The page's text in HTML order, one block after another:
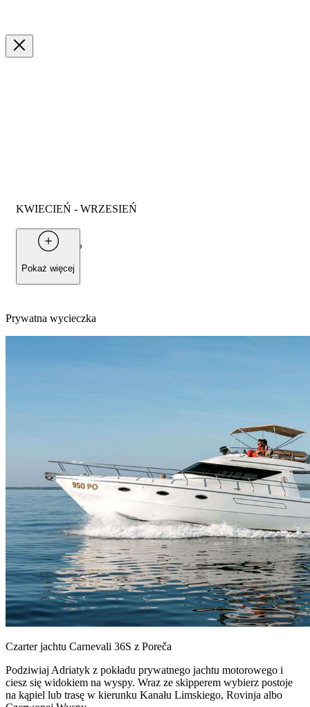
KWIECIEŃ - WRZESIEŃ
Od
500 €
dla 2 osób
Pokaż więcej
Prywatna wycieczka
Czarter jachtu Carnevali 36S z Poreča
Podziwiaj Adriatyk z pokładu prywatnego jachtu motorowego i
ciesz się widokiem na wyspy. Wraz ze skipperem wybierz postoje
na kąpiel lub trasę w kierunku Kanału Limskiego, Rovinja albo